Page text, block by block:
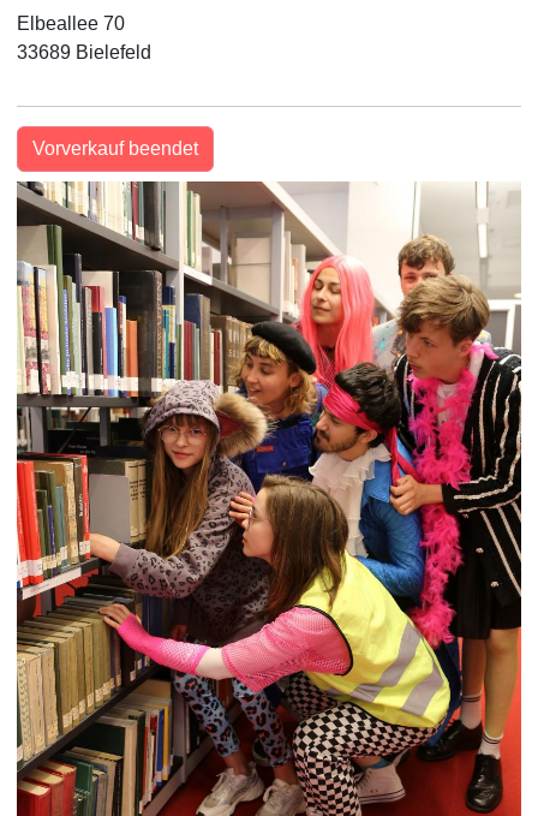
Elbeallee 70
33689 Bielefeld
Vorverkauf beendet